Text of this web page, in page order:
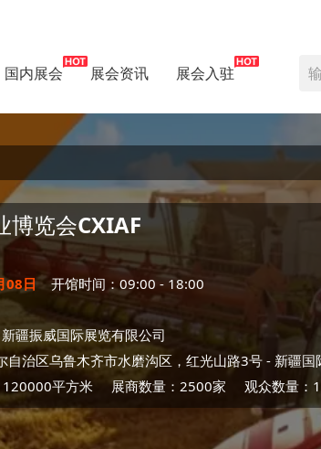
国内展会 展会资讯 展会入驻
博览会CXIAF
08日
开馆时间：09:00 - 18:00
疆振威国际展览有限公司
自治区乌鲁木齐市水磨沟区，红光山路3号 - 新疆国
平方米 展商数量：2500家 观众数量：